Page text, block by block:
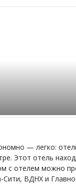
— легко:
Этот отель
с отелем можно
Сити, ВДНХ и